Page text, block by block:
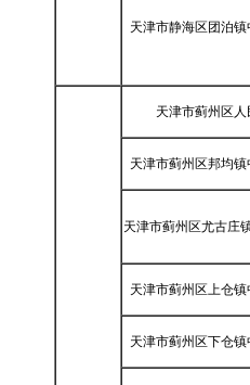
天津市静海区团泊
天津市蓟州区人
天津市蓟州区邦均
天津市蓟州区尤古庄
天津市蓟州区上仓
天津市蓟州区下仓